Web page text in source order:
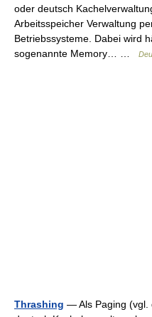
oder deutsch
Arbeitsspeicher Verwaltung
Betriebssysteme. Dabei wird
sogenannte Memory… …
Thrashing — Als Paging (vgl.